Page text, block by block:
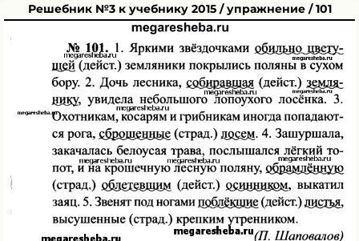
Решебник №3 к учебнику 2015 / упражнение / 101